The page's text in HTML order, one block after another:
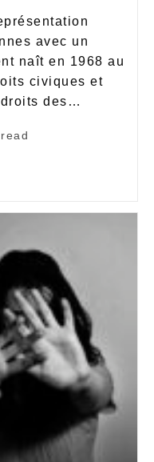
avec un
naît en 1968 au
civiques et
droits des…